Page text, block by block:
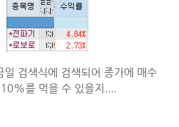
일 검색식에 검색되어 종가에 매수
를 먹을 수 있을지....